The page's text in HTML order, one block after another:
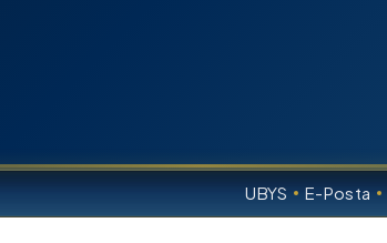
UBYS E-Posta